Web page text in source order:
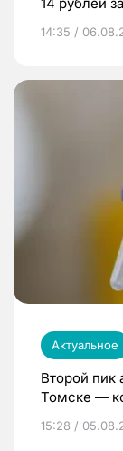
14:35 /
Актуальное
Второй пик
Томске —
15:28 /